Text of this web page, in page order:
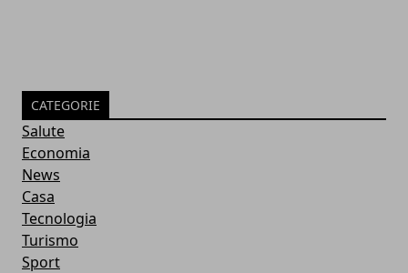
CATEGORIE
Salute
Economia
News
Casa
Tecnologia
Turismo
Sport